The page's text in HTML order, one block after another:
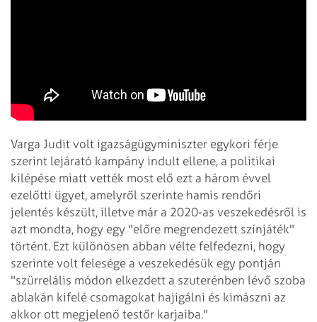
Varga Judit volt igazságügyminiszter egykori férje
szerint lejárató kampány indult ellene, a politikai
kilépése miatt vették most elő ezt a három évvel
ezelőtti ügyet, amelyről szerinte hamis rendőri
jelentés készült, illetve már a 2020-as veszekedésről is
azt mondta, hogy egy "előre megrendezett színjáték"
történt. Ezt különösen abban vélte felfedezni, hogy
szerinte volt felesége a veszekedésük egy pontján
"szürrelális módon elkezdett a szuterénben lévő szoba
ablakán kifelé csomagokat hajigálni és kimászni az
akkor ott megjelenő testőr karjaiba."